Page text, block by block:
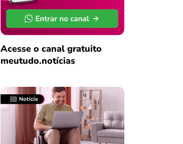
Acesse o canal gratuito
meutudo.notícias